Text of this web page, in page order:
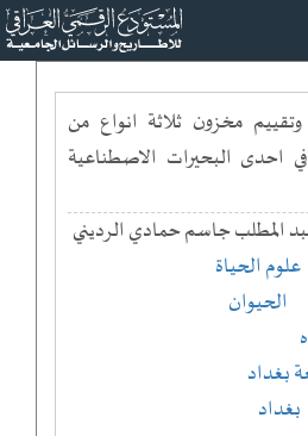
وتقييم مخزون ثلاثة انواع من
احدى البحيرات الاصطناعية
المطلب جاسم حمادي الرديني
علوم الحياة
الحيوان
بغداد
بغداد